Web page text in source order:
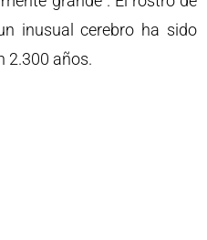
inusual cerebro ha sido
2.300 años.